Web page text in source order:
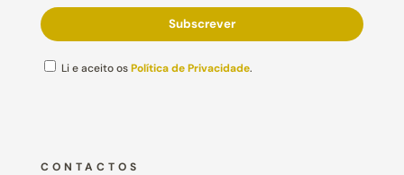
Li e aceito osPolítica de Privacidade.
CONTACTOS